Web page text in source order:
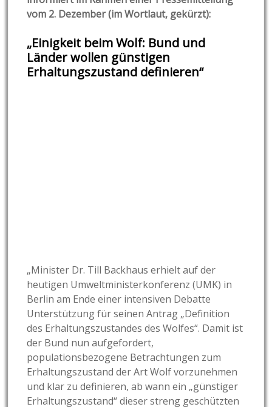
vom 2. Dezember (im Wortlaut, gekürzt):
„Einigkeit beim Wolf: Bund und
Länder wollen günstigen
Erhaltungszustand definieren“
„Minister Dr. Till Backhaus erhielt auf der
heutigen Umweltministerkonferenz (UMK) in
Berlin am Ende einer intensiven Debatte
Unterstützung für seinen Antrag „Definition
des Erhaltungszustandes des Wolfes“. Damit ist
der Bund nun aufgefordert,
populationsbezogene Betrachtungen zum
Erhaltungszustand der Art Wolf vorzunehmen
und klar zu definieren, ab wann ein „günstiger
Erhaltungszustand“ dieser streng geschützten